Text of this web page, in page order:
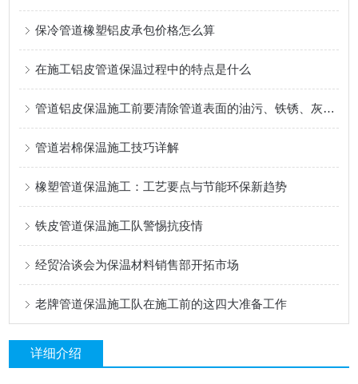
保冷管道橡塑铝皮承包价格怎么算
在施工铝皮管道保温过程中的特点是什么
管道铝皮保温施工前要清除管道表面的油污、铁锈、灰尘等杂物
管道岩棉保温施工技巧详解
橡塑管道保温施工：工艺要点与节能环保新趋势
铁皮管道保温施工队警惕抗疫情
经贸洽谈会为保温材料销售部开拓市场
老牌管道保温施工队在施工前的这四大准备工作
详细介绍